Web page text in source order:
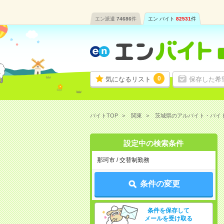
エン派遣 74686件 エン バイト 82531件
気になるリスト 0 保存した希
バイトTOP 関東 茨城県のアルバイト・バイ
設定中の検索条件
那珂市 / 交替制勤務
条件の変更
条件を保存して
メールを受け取る